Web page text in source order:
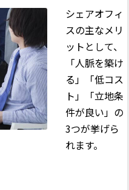
シェアオフィ
スの主なメリ
ットとして、
「人脈を築け
る」「低コス
ト」「立地条
件が良い」の
3つが挙げら
れます。